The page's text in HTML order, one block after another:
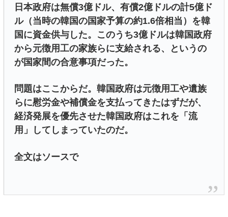
日本政府は無償3億ドル、有償2億ドルの計5億ド
ル（当時の韓国の国家予算の約1.6倍相当）を韓
国に資金供与した。このうち3億ドルは韓国政府
から元徴用工の家族らに支給される、というの
が国家間の合意事項だった。
問題はここからだ。韓国政府は元徴用工や遺族
らに慰労金や補償金を支払ってきたはずだが、
経済発展を優先させた韓国政府はこれを「流
用」してしまっていたのだ。
全文はソースで